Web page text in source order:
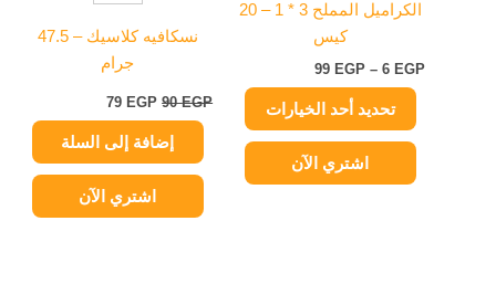
الكراميل المملح 3 * 1 – 20
كيس
6 EGP
–
99 EGP
تحديد أحد الخيارات
الخيارات
صفحة
المنتج
اشتري الآن
نسكافيه كلاسيك – 47.5
جرام
90EGP
79 EGP
إضافة إلى السلة
اشتري الآن